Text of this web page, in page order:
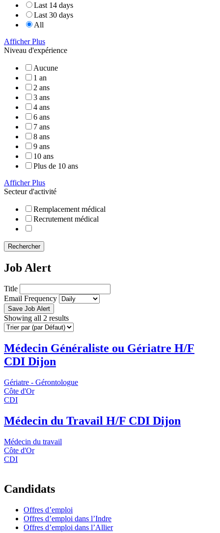
Last 14 days
Last 30 days
All
Afficher Plus
Niveau d'expérience
Aucune
1 an
2 ans
3 ans
4 ans
6 ans
7 ans
8 ans
9 ans
10 ans
Plus de 10 ans
Afficher Plus
Secteur d'activité
Remplacement médical
Recrutement médical
Rechercher
Job Alert
Title
Email Frequency
Save Job Alert
Showing all 2 results
Médecin Généraliste ou Gériatre H/F
CDI Dijon
Gériatre - Gérontologue
Côte d'Or
CDI
Médecin du Travail H/F CDI Dijon
Médecin du travail
Côte d'Or
CDI
Candidats
Offres d’emploi
Offres d’emploi dans l’Indre
Offres d’emploi dans l’Allier